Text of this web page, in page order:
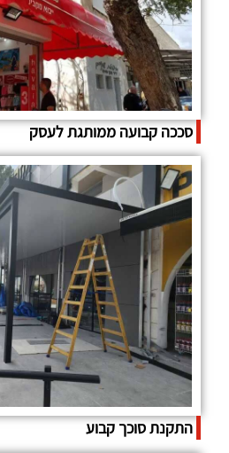
סככה קבועה ממותגת לעסק
התקנת סוכך קבוע